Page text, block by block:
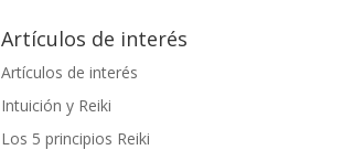
Artículos de interés
Artículos de interés
Intuición y Reiki
Los 5 principios Reiki